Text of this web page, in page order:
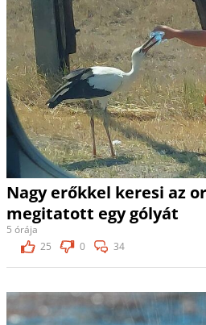
Nagy erőkkel keresi az
megitatott egy gólyát
5 órája
25
0 34